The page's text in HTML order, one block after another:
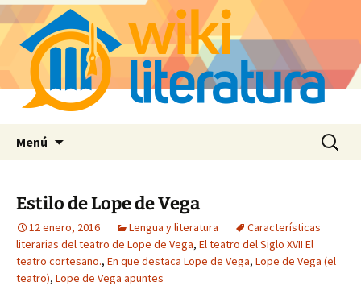
Menú Buscar:
Estilo de Lope de Vega
12 enero, 2016 Lengua y literatura
Características
literarias del teatro de Lope de Vega, El teatro del Siglo XVII El
teatro cortesano., En que destaca Lope de Vega, Lope de Vega (el
teatro), Lope de Vega apuntes